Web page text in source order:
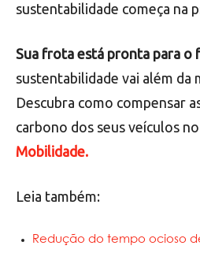
sustentabilidade começa na
Sua frota está pronta para o
sustentabilidade vai além da
Descubra como compensar
carbono dos seus veículos no
Mobilidade.
Leia também:
Redução do tempo ocioso